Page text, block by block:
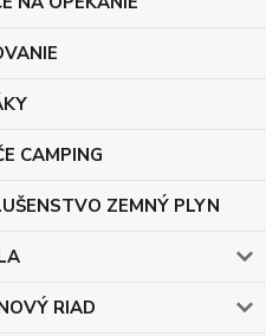
CAMPING
ZEMNÝ PLYN
RIAD